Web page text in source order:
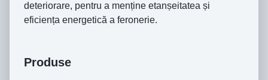
deteriorare, pentru a menține etanșeitatea și
eficiența energetică a feronerie.
Produse